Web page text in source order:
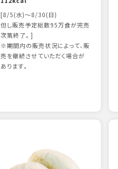
[8/5(水)～8/30(日)
但し販売予定総数95万食が完売
次第終了。]
※期間内の販売状況によって、販
売を継続させていただく場合が
あります。